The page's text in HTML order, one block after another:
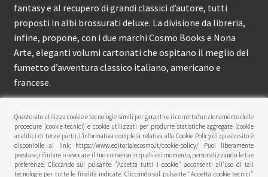
fantasy e al recupero di grandi classici d’autore, tutti
proposti in albi brossurati deluxe. La divisione da libreria,
infine, propone, con i due marchi Cosmo Books e Nona
Arte, eleganti volumi cartonati che ospitano il meglio del
fumetto d’avventura classico italiano, americano e
francese.
circa 150 pubblicazioni l’anno.
© Editoriale Cosmo 2026
Privacy Policy
Questo sito utilizza cookie e tecnologie simili per garantire il corretto funzionamento delle
procedure (cookie tecnici) e cookie utilizzati per produrre statistiche aggregate (cookie
analitici di terze parti). L’informativa completa relativa alla Cookie Policy di questo sito è
disponibile al link: https://www.editorialecosmo.it/cookie-policy/ Puoi liberamente
prestare, rifiutare o revocare il tuo consenso in qualsiasi momento, personalizzando le tue
preferenze. Cliccando sul pulsante "Accetta tutti i cookie" acconsenti all'uso di tali
tecnologie per tutte le finalità indicate. Cliccando sul pulsante "Accetta cookie tecnici"